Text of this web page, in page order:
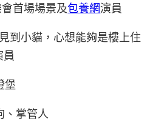
首場場景及包養網演員
到小貓，心想能夠是樓上住
員
堡
、掌管人